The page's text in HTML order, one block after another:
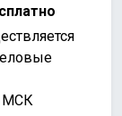
МСК